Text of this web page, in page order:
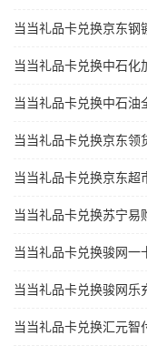
当当礼品卡兑换京东钢
当当礼品卡兑换中石化
当当礼品卡兑换中石油
当当礼品卡兑换京东领
当当礼品卡兑换京东超
当当礼品卡兑换苏宁易
当当礼品卡兑换骏网一
当当礼品卡兑换骏网乐
当当礼品卡兑换汇元智